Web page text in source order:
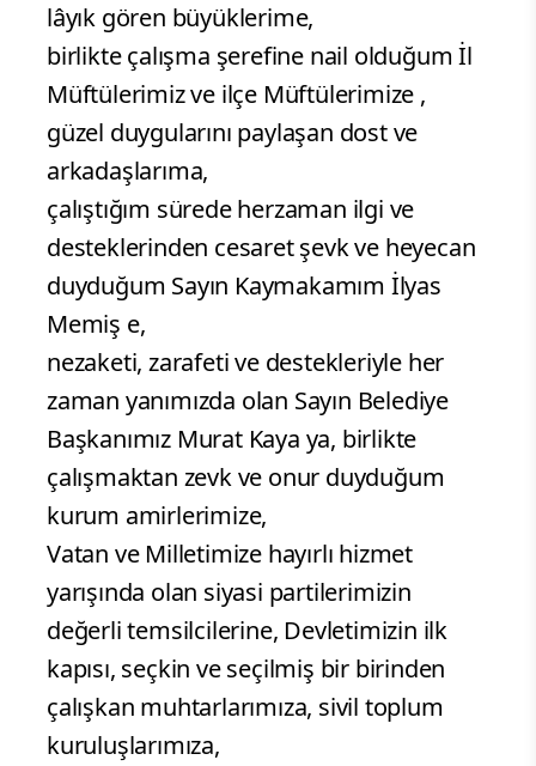
lâyık gören büyüklerime,
birlikte çalışma şerefine nail olduğum İl
Müftülerimiz ve ilçe Müftülerimize ,
güzel duygularını paylaşan dost ve
arkadaşlarıma,
çalıştığım sürede herzaman ilgi ve
desteklerinden cesaret şevk ve heyecan
duyduğum Sayın Kaymakamım İlyas
Memiş e,
nezaketi, zarafeti ve destekleriyle her
zaman yanımızda olan Sayın Belediye
Başkanımız Murat Kaya ya, birlikte
çalışmaktan zevk ve onur duyduğum
kurum amirlerimize,
Vatan ve Milletimize hayırlı hizmet
yarışında olan siyasi partilerimizin
değerli temsilcilerine, Devletimizin ilk
kapısı, seçkin ve seçilmiş bir birinden
çalışkan muhtarlarımıza, sivil toplum
kuruluşlarımıza,